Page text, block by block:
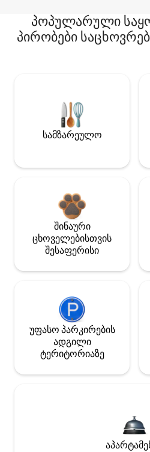
პოპულარული
პირობები
სამზარეულო
შინაური
ცხოველებისთვის
შესაფერისი
უფასო პარკირების
ადგილი
ტერიტორიაზე